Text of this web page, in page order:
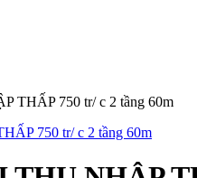
THẤP 750 tr/ c 2 tầng 60m